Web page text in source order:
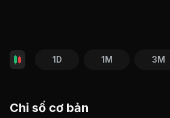
1D 1M 3M
Chỉ số cơ bản